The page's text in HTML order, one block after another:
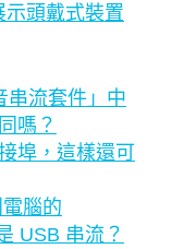
頭戴式裝置
串流套件」中
嗎？
埠，這樣還可
腦的
USB 串流？